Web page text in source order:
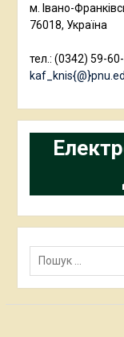
м. Івано-
76018, Україна
тел.: (0342) 59-
Пошук: